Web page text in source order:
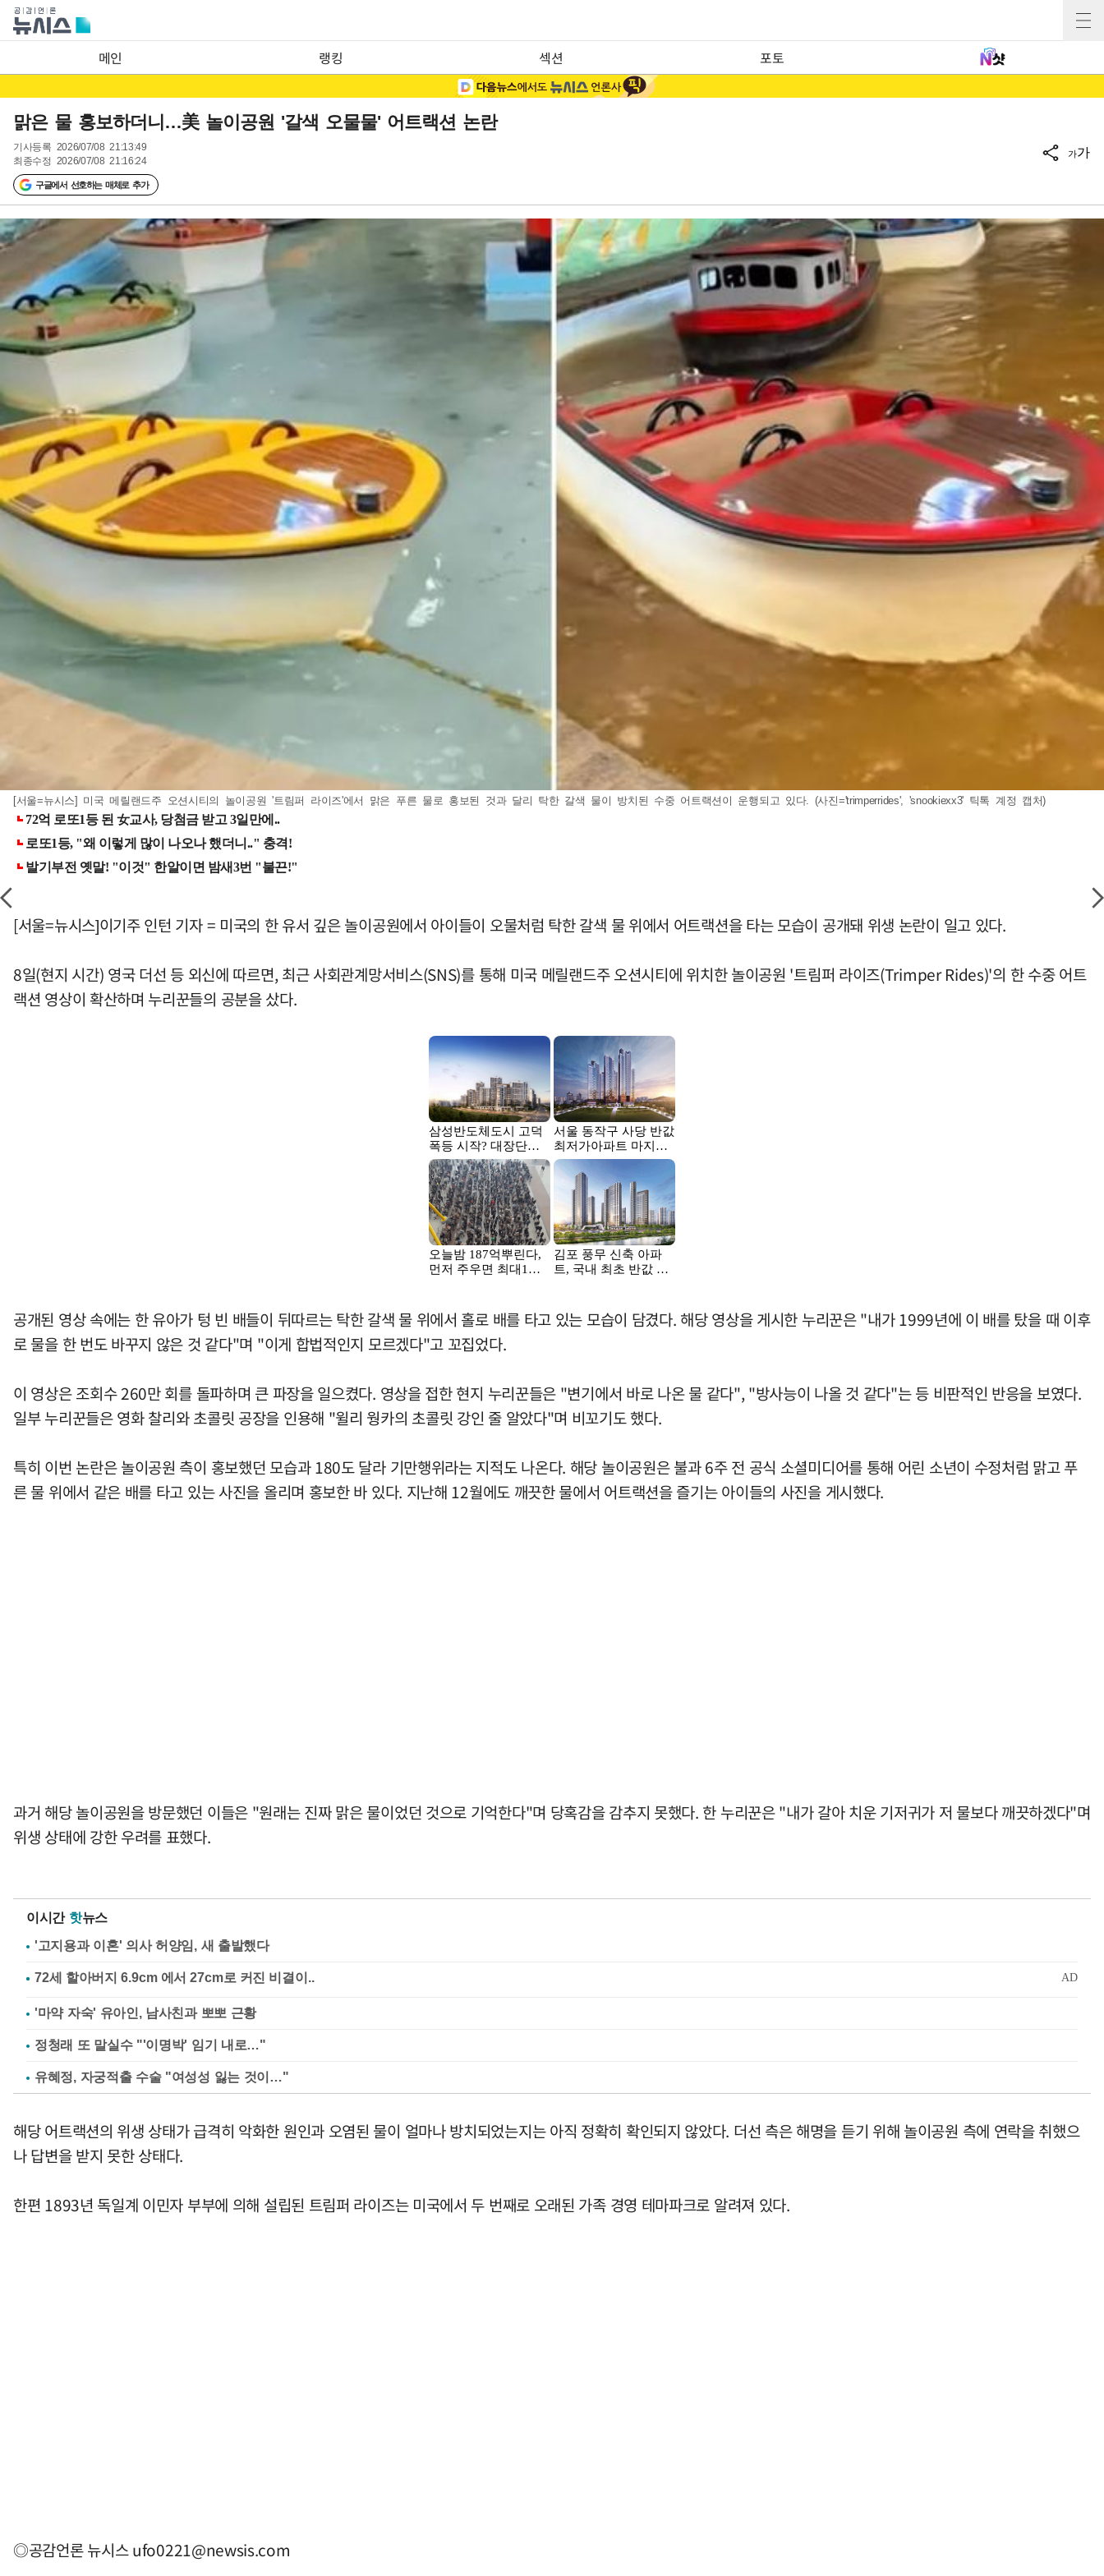
메인 랭킹 섹션 포토
맑은 물 홍보하더니…美 놀이공원 '갈색 오물물' 어트랙션 논란
기사등록 2026/07/08 21:13:49
최종수정 2026/07/08 21:16:24
구글에서 선호하는 매체로 추가
가가
[서울=뉴시스] 미국 메릴랜드주 오션시티의 놀이공원 '트림퍼 라이즈'에서 맑은 푸른 물로 홍보된 것과 달리 탁한 갈색 물이 방치된 수중 어트랙션이 운행되고 있다. (사진='trimperrides', 'snookiexx3' 틱톡 계정 캡처)
[서울=뉴시스]이기주 인턴 기자 = 미국의 한 유서 깊은 놀이공원에서 아이들이 오물처럼 탁한 갈색 물 위에서 어트랙션을 타는 모습이 공개돼 위생 논란이 일고 있다.
8일(현지 시간) 영국 더선 등 외신에 따르면, 최근 사회관계망서비스(SNS)를 통해 미국 메릴랜드주 오션시티에 위치한 놀이공원 '트림퍼 라이즈(Trimper Rides)'의 한 수중 어트
랙션 영상이 확산하며 누리꾼들의 공분을 샀다.
공개된 영상 속에는 한 유아가 텅 빈 배들이 뒤따르는 탁한 갈색 물 위에서 홀로 배를 타고 있는 모습이 담겼다. 해당 영상을 게시한 누리꾼은 "내가 1999년에 이 배를 탔을 때 이후
로 물을 한 번도 바꾸지 않은 것 같다"며 "이게 합법적인지 모르겠다"고 꼬집었다.
이 영상은 조회수 260만 회를 돌파하며 큰 파장을 일으켰다. 영상을 접한 현지 누리꾼들은 "변기에서 바로 나온 물 같다", "방사능이 나올 것 같다"는 등 비판적인 반응을 보였다.
일부 누리꾼들은 영화 찰리와 초콜릿 공장을 인용해 "윌리 웡카의 초콜릿 강인 줄 알았다"며 비꼬기도 했다.
특히 이번 논란은 놀이공원 측이 홍보했던 모습과 180도 달라 기만행위라는 지적도 나온다. 해당 놀이공원은 불과 6주 전 공식 소셜미디어를 통해 어린 소년이 수정처럼 맑고 푸
른 물 위에서 같은 배를 타고 있는 사진을 올리며 홍보한 바 있다. 지난해 12월에도 깨끗한 물에서 어트랙션을 즐기는 아이들의 사진을 게시했다.
과거 해당 놀이공원을 방문했던 이들은 "원래는 진짜 맑은 물이었던 것으로 기억한다"며 당혹감을 감추지 못했다. 한 누리꾼은 "내가 갈아 치운 기저귀가 저 물보다 깨끗하겠다"며
위생 상태에 강한 우려를 표했다.
이시간 핫뉴스
'고지용과 이혼' 의사 허양임, 새 출발했다
'마약 자숙' 유아인, 남사친과 뽀뽀 근황
정청래 또 말실수 "'이명박' 임기 내로…"
유혜정, 자궁적출 수술 "여성성 잃는 것이…"
해당 어트랙션의 위생 상태가 급격히 악화한 원인과 오염된 물이 얼마나 방치되었는지는 아직 정확히 확인되지 않았다. 더선 측은 해명을 듣기 위해 놀이공원 측에 연락을 취했으
나 답변을 받지 못한 상태다.
한편 1893년 독일계 이민자 부부에 의해 설립된 트림퍼 라이즈는 미국에서 두 번째로 오래된 가족 경영 테마파크로 알려져 있다.
◎공감언론 뉴시스ufo0221@newsis.com